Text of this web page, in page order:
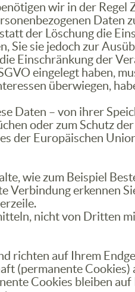
wir in der Regel
Daten
der Löschung die
Sie sie jedoch zur
Einschränkung der
eingelegt haben,
überwiegen,
Daten – von ihrer
oder zum Schutz
der Europäischen
wie zum Beispiel
Verbindung erkennen
nicht von Dritten
richten auf Ihrem
(permanente Cookies)
Cookies bleiben